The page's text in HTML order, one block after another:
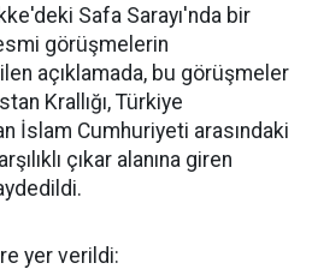
Safa Sarayı'nda bir
görüşmelerin
açıklamada, bu görüşmeler
Krallığı, Türkiye
İslam Cumhuriyeti arasındaki
çıkar alanına giren
yer verildi: